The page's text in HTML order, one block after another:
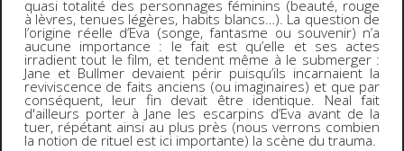
quasi totalité des personnages féminins (beauté, rouge
à lèvres, tenues légères, habits blancs…). La question de
l’origine réelle d’Eva (songe, fantasme ou souvenir) n’a
aucune importance : le fait est qu’elle et ses actes
irradient tout le film, et tendent même à le submerger :
Jane et Bullmer devaient périr puisqu’ils incarnaient la
reviviscence de faits anciens (ou imaginaires) et que par
conséquent, leur fin devait être identique. Neal fait
d'ailleurs porter à Jane les escarpins d’Eva avant de la
tuer, répétant ainsi au plus près (nous verrons combien
la notion de rituel est ici importante) la scène du trauma.